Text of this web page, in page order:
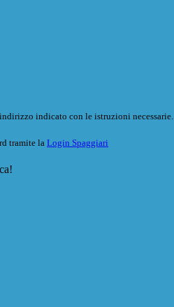
indicato con le istruzioni necessarie.
tramite la Login Spaggiari